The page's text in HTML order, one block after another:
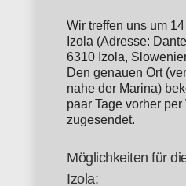
Wir treffen uns um
Izola (Adresse:
6310 Izola,
Den genauen Ort
nahe der Marina)
paar Tage vorher
zugesendet.
Möglichkeiten für
Izola: